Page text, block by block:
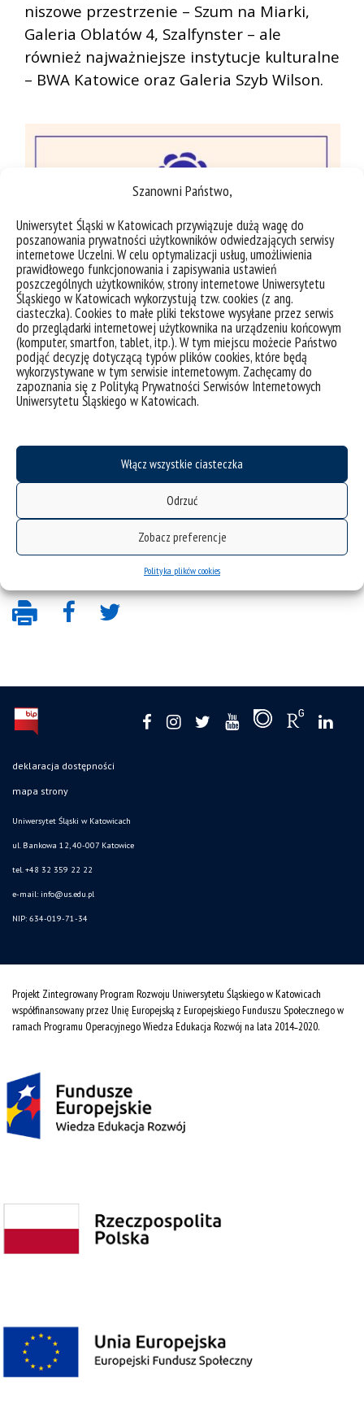
Szanowni Państwo,
Uniwersytet Śląski w Katowicach przywiązuje dużą wagę do
poszanowania prywatności użytkowników odwiedzających serwisy
internetowe Uczelni. W celu optymalizacji usług, umożliwienia
prawidłowego funkcjonowania i zapisywania ustawień
poszczególnych użytkowników, strony internetowe Uniwersytetu
Śląskiego w Katowicach wykorzystują tzw. cookies (z ang.
ciasteczka). Cookies to małe pliki tekstowe wysyłane przez serwis
do przeglądarki internetowej użytkownika na urządzeniu końcowym
(komputer, smartfon, tablet, itp.). W tym miejscu możecie Państwo
podjąć decyzję dotyczącą typów plików cookies, które będą
wykorzystywane w tym serwisie internetowym. Zachęcamy do
zapoznania się z Polityką Prywatności Serwisów Internetowych
Uniwersytetu Śląskiego w Katowicach.
Włącz wszystkie ciasteczka
Odrzuć
Zobacz preferencje
Polityka plików cookies
niszowe przestrzenie – Szum na Miarki,
Galeria Oblatów 4, Szalfynster – ale
również najważniejsze instytucje kulturalne
– BWA Katowice oraz Galeria Szyb Wilson.
deklaracja dostępności
mapa strony
Uniwersytet Śląski w Katowicach
ul. Bankowa 12, 40-007 Katowice
tel. +48 32 359 22 22
e-mail: info@us.edu.pl
NIP: 634-019-71-34
Projekt Zintegrowany Program Rozwoju Uniwersytetu Śląskiego w Katowicach
współfinansowany przez Unię Europejską z Europejskiego Funduszu Społecznego w
ramach Programu Operacyjnego Wiedza Edukacja Rozwój na lata 2014˗2020.